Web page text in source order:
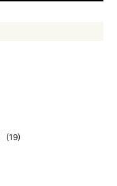
(19)